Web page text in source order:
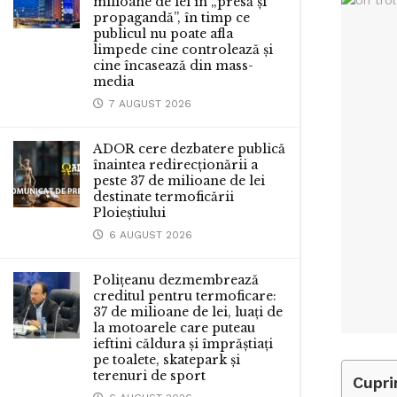
propagandă”, în timp ce
publicul nu poate afla
limpede cine controlează și
cine încasează din mass-
media
7 AUGUST 2026
ADOR cere dezbatere publică
înaintea redirecționării a
peste 37 de milioane de lei
destinate termoficării
Ploieștiului
6 AUGUST 2026
Polițeanu dezmembrează
creditul pentru termoficare:
37 de milioane de lei, luați de
la motoarele care puteau
ieftini căldura și împrăștiați
pe toalete, skatepark și
terenuri de sport